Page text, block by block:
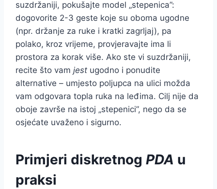
suzdržaniji, pokušajte model „stepenica”:
dogovorite 2-3 geste koje su oboma ugodne
(npr. držanje za ruke i kratki zagrljaj), pa
polako, kroz vrijeme, provjeravajte ima li
prostora za korak više. Ako ste vi suzdržaniji,
recite što vam jest ugodno i ponudite
alternative – umjesto poljupca na ulici možda
vam odgovara topla ruka na leđima. Cilj nije da
oboje završe na istoj „stepenici”, nego da se
osjećate uvaženo i sigurno.
Primjeri diskretnog PDA u
praksi